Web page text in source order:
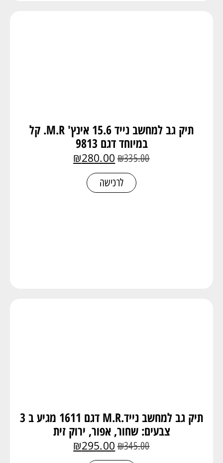
תיק גב למחשב נייד 15.6 אינץ' M.R. קל
במיוחד דגם 9813
₪335.00
₪280.00
לרכישה
תיק גב למחשב נייד.M.R דגם 1611 מגיע ב 3
צבעים: שחור, אפור, ירוק זית
₪345.00
₪295.00